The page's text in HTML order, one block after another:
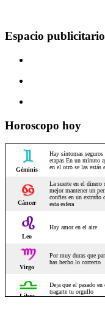
Espacio publicitario
Horoscopo hoy